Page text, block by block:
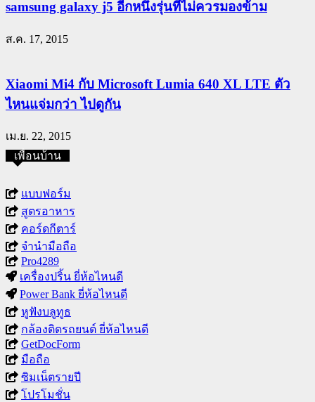
samsung galaxy j5 อีกหนึ่งรุ่นที่ไม่ควรมองข้าม
ส.ค. 17, 2015
Xiaomi Mi4 กับ Microsoft Lumia 640 XL LTE ตัว
ไหนแจ่มกว่า ไปดูกัน
เม.ย. 22, 2015
เพื่อนบ้าน
แบบฟอร์ม
สูตรอาหาร
คอร์ดกีตาร์
จำนำมือถือ
Pro4289
เครื่องปริ้น ยี่ห้อไหนดี
Power Bank ยี่ห้อไหนดี
หูฟังบลูทูธ
กล้องติดรถยนต์ ยี่ห้อไหนดี
GetDocForm
มือถือ
ซิมเน็ตรายปี
โปรโมชั่น